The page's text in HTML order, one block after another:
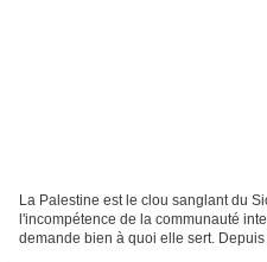
La Palestine est le clou sanglant du
l'incompétence de la communauté
demande bien à quoi elle sert.